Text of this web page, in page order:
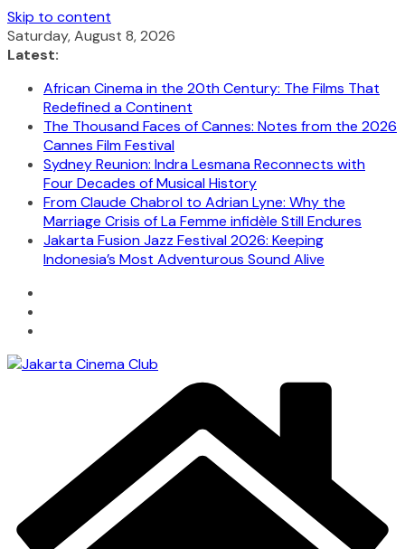
Skip to content
Saturday, August 8, 2026
Latest:
African Cinema in the 20th Century: The Films That
Redefined a Continent
The Thousand Faces of Cannes: Notes from the 2026
Cannes Film Festival
Sydney Reunion: Indra Lesmana Reconnects with
Four Decades of Musical History
From Claude Chabrol to Adrian Lyne: Why the
Marriage Crisis of La Femme infidèle Still Endures
Jakarta Fusion Jazz Festival 2026: Keeping
Indonesia’s Most Adventurous Sound Alive